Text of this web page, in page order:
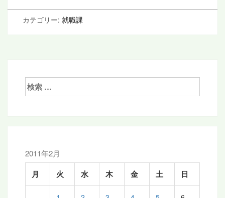
カテゴリー: 就職課
検
索:
2011年2月
月 火 水 木 金 土 日